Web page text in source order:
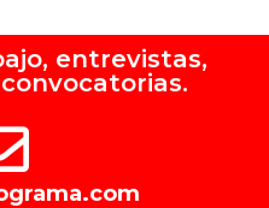
entrevistas,